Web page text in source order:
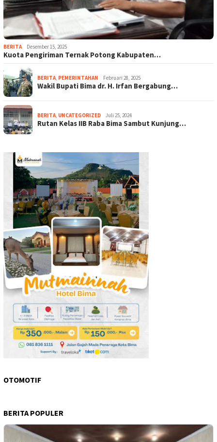
BERITA Desember 15, 2025
Kuota Pengiriman Ternak Potong Kabupaten…
BERITA PEMERINTAHAN Februari 28, 2025
Wakil Bupati Bima dr. H. Irfan Bergabung…
BERITA UNCATEGORIZED Juli 25, 2024
Rutan Kelas IIB Raba Bima Sambut Kunjung…
OTOMOTIF
BERITA POPULER